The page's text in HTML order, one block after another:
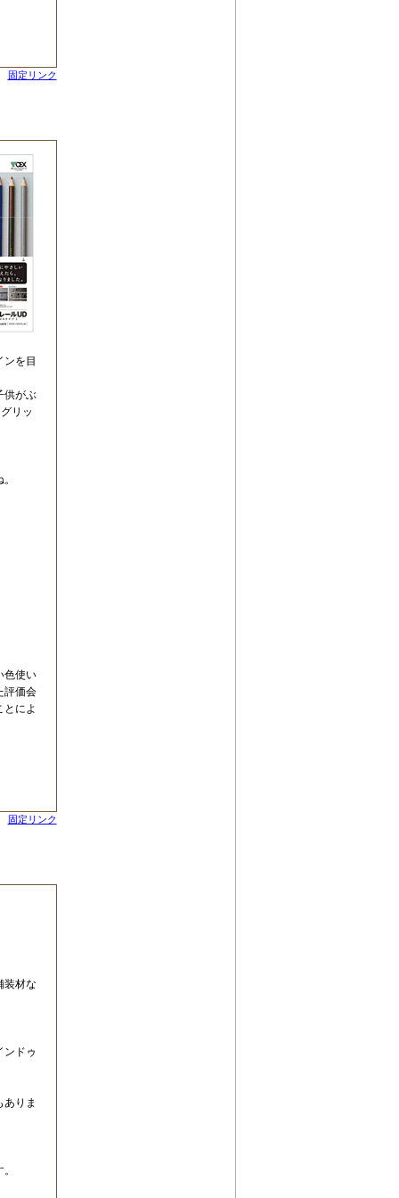
固定リンク
を目
供がぶ
リッ
色使い
評価会
とによ
固定リンク
装材な
ドゥ
りま